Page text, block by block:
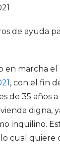
de ayuda
en marcha el
, con el fin
de 35 años
digna,
inquilino.
cual